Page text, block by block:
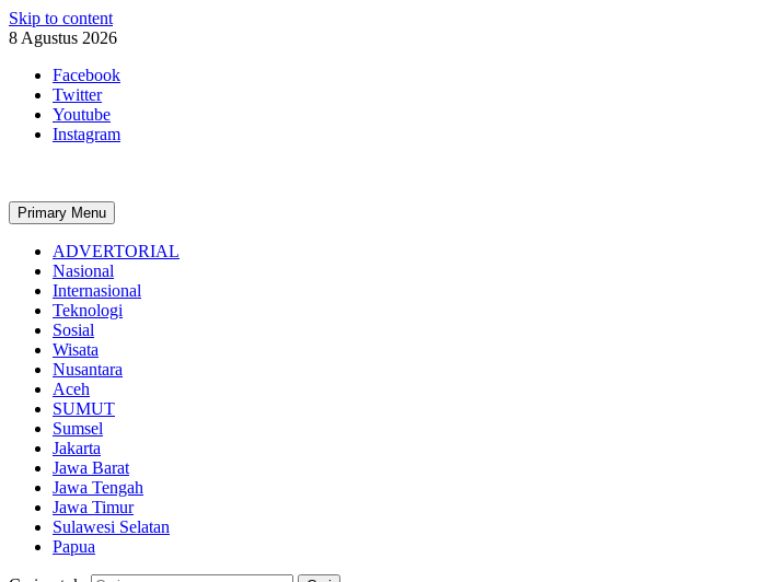
Skip to content
8 Agustus 2026
Facebook
Twitter
Youtube
Instagram
Primary Menu
ADVERTORIAL
Nasional
Internasional
Teknologi
Sosial
Wisata
Nusantara
Aceh
SUMUT
Sumsel
Jakarta
Jawa Barat
Jawa Tengah
Jawa Timur
Sulawesi Selatan
Papua